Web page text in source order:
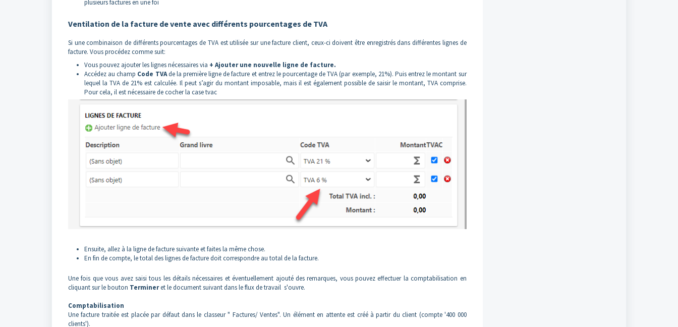
plusieurs factures en une foi
Ventilation de la facture de vente avec différents pourcentages de TVA
Si une combinaison de différents pourcentages de TVA est utilisée sur une facture client, ceux-ci doivent être enregistrés dans différentes lignes de
facture. Vous procédez comme suit:
Vous pouvez ajouter les lignes nécessaires via + Ajouter une nouvelle ligne de facture.
Accédez au champ Code TVAde la première ligne de facture et entrez le pourcentage de TVA (par exemple, 21%). Puis entrez le montant sur
lequel la TVA de 21% est calculée. Il peut s’agir du montant imposable, mais il est également possible de saisir le montant, TVA comprise.
Pour cela, il est nécessaire de cocher la case tvac
Ensuite, allez à la ligne de facture suivante et faites la même chose.
En fin de compte, le total des lignes de facture doit correspondre au total de la facture.
Une fois que vous avez saisi tous les détails nécessaires et éventuellement ajouté des remarques, vous pouvez effectuer la comptabilisation en
cliquant sur le bouton Termineret le document suivant dans le flux de travail s'ouvre.
Comptabilisation
Une facture traitée est placée par défaut dans le classeur " Factures/ Ventes". Un élément en attente est créé à partir du client (compte '400 000
clients').